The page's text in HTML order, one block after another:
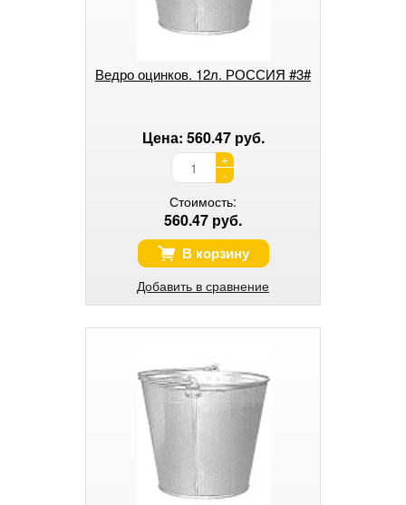
Ведро оцинков. 12л. РОССИЯ #3#
Цена: 560.47 руб.
+
-
Стоимость:
560.47 руб.
В корзину
Добавить в сравнение